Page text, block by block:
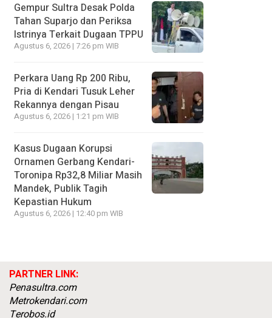
Gempur Sultra Desak Polda
Tahan Suparjo dan Periksa
Istrinya Terkait Dugaan TPPU
Agustus 6, 2026 | 7:26 pm WIB
Perkara Uang Rp 200 Ribu,
Pria di Kendari Tusuk Leher
Rekannya dengan Pisau
Agustus 6, 2026 | 1:21 pm WIB
Kasus Dugaan Korupsi
Ornamen Gerbang Kendari-
Toronipa Rp32,8 Miliar Masih
Mandek, Publik Tagih
Kepastian Hukum
Agustus 6, 2026 | 12:40 pm WIB
PARTNER LINK:
Penasultra.com
Metrokendari.com
Terobos.id